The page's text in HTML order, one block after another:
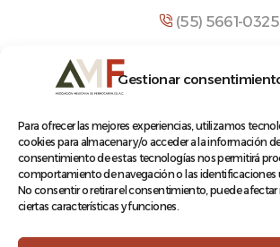
Gestionar
Para ofrecer las mejores experiencias, utilizamos
cookies para almacenar y/o acceder a la información
consentimiento de estas tecnologías nos permitirá
comportamiento de navegación o las identificaciones
No consentir o retirar el consentimiento, puede
ciertas características y funciones.
(55) 5661-0325
Manuel María Contreras 133,